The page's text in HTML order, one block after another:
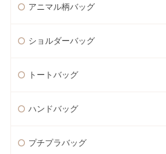
アニマル柄バッグ
ショルダーバッグ
トートバッグ
ハンドバッグ
プチプラバッグ